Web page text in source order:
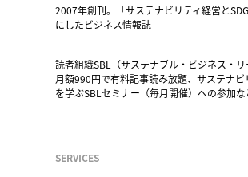
2007年創刊。「サステナビリティ経営と
にしたビジネス情報誌
読者組織SBL（サステナブル・ビジネス・リ
月額990円で有料記事読み放題、サステナビ
を学ぶSBLセミナー（毎月開催）への参加
SERVICES